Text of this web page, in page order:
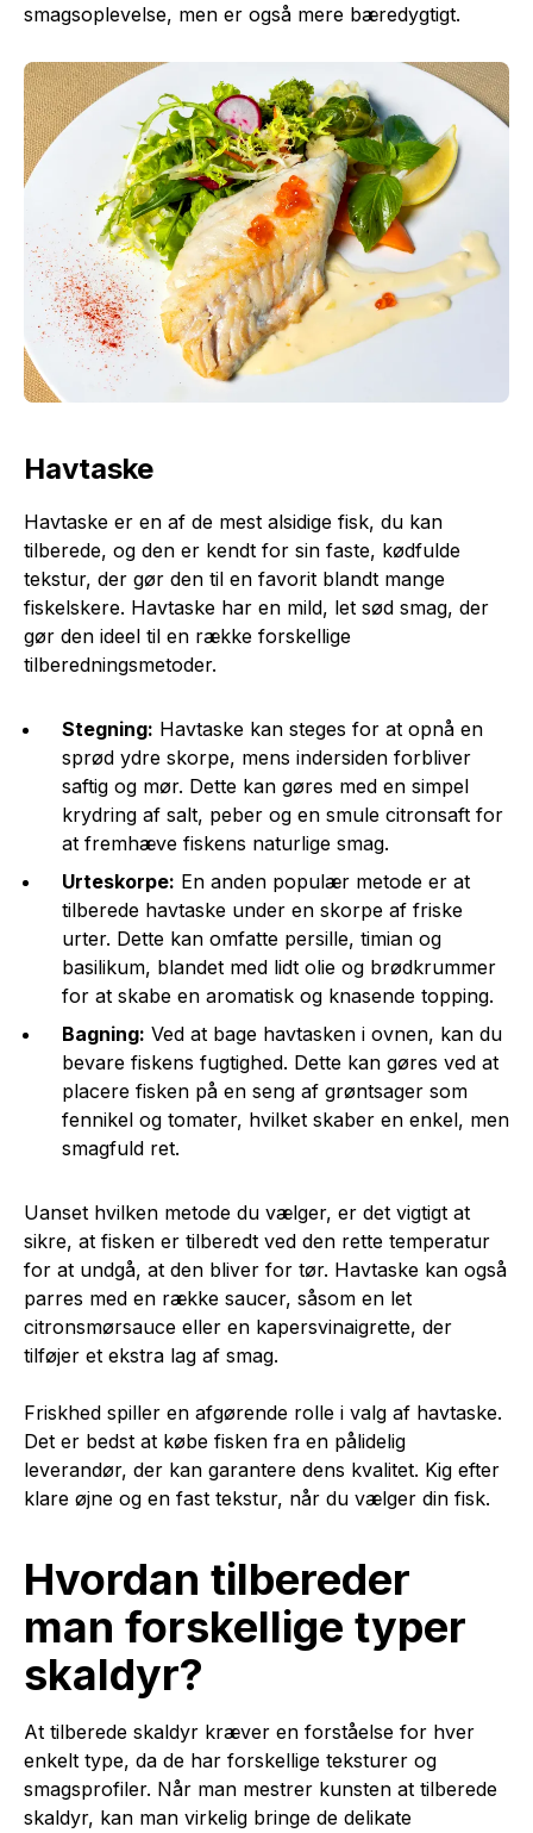
smagsoplevelse, men er også mere bæredygtigt.
Havtaske
Havtaske er en af de mest alsidige fisk, du kan
tilberede, og den er kendt for sin faste, kødfulde
tekstur, der gør den til en favorit blandt mange
fiskelskere. Havtaske har en mild, let sød smag, der
gør den ideel til en række forskellige
tilberedningsmetoder.
Stegning: Havtaske kan steges for at opnå en
sprød ydre skorpe, mens indersiden forbliver
saftig og mør. Dette kan gøres med en simpel
krydring af salt, peber og en smule citronsaft for
at fremhæve fiskens naturlige smag.
Urteskorpe: En anden populær metode er at
tilberede havtaske under en skorpe af friske
urter. Dette kan omfatte persille, timian og
basilikum, blandet med lidt olie og brødkrummer
for at skabe en aromatisk og knasende topping.
Bagning: Ved at bage havtasken i ovnen, kan du
bevare fiskens fugtighed. Dette kan gøres ved at
placere fisken på en seng af grøntsager som
fennikel og tomater, hvilket skaber en enkel, men
smagfuld ret.
Uanset hvilken metode du vælger, er det vigtigt at
sikre, at fisken er tilberedt ved den rette temperatur
for at undgå, at den bliver for tør. Havtaske kan også
parres med en række saucer, såsom en let
citronsmørsauce eller en kapersvinaigrette, der
tilføjer et ekstra lag af smag.
Friskhed spiller en afgørende rolle i valg af havtaske.
Det er bedst at købe fisken fra en pålidelig
leverandør, der kan garantere dens kvalitet. Kig efter
klare øjne og en fast tekstur, når du vælger din fisk.
Hvordan tilbereder
man forskellige typer
skaldyr?
At tilberede skaldyr kræver en forståelse for hver
enkelt type, da de har forskellige teksturer og
smagsprofiler. Når man mestrer kunsten at tilberede
skaldyr, kan man virkelig bringe de delikate